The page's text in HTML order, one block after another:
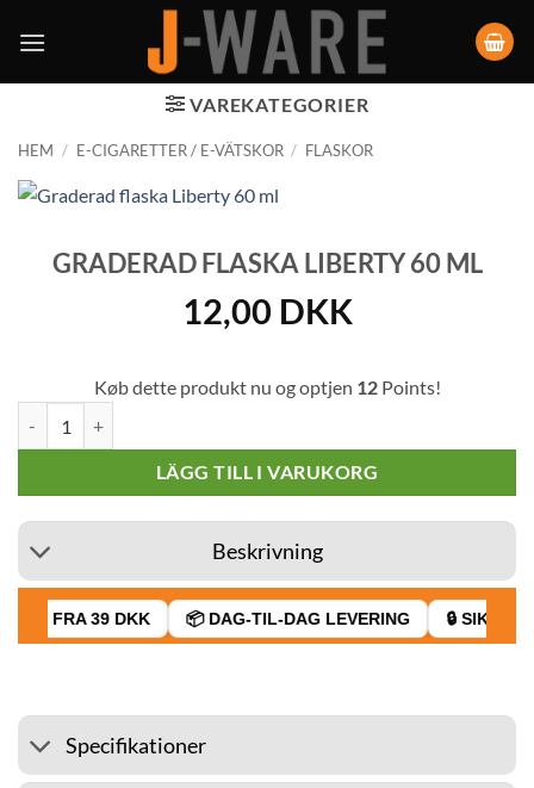
VAREKATEGORIER
HEM / E-CIGARETTER / E-VÄTSKOR / FLASKOR
GRADERAD FLASKA LIBERTY 60 ML
12,00 DKK
Køb dette produkt nu og optjen 12Points!
LÄGG TILL I VARUKORG
Beskrivning
FRA 39 DKK 📦 DAG-TIL-DAG LEVERING 🔒 SIKKER
Specifikationer